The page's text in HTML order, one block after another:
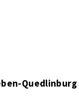
Quedlinburg